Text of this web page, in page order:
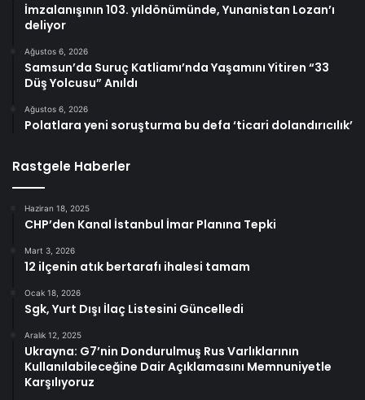
İmzalanışının 103. yıldönümünde, Yunanistan Lozan’ı
deliyor
Ağustos 6, 2026
Samsun’da Suruç Katliamı’nda Yaşamını Yitiren “33
Düş Yolcusu” Anıldı
Ağustos 6, 2026
Polatlara yeni soruşturma bu defa ‘ticari dolandırıcılık’
Rastgele Haberler
Haziran 18, 2025
CHP’den Kanal İstanbul İmar Planına Tepki
Mart 3, 2026
12 ilçenin atık bertarafı ihalesi tamam
Ocak 18, 2026
Sgk, Yurt Dışı İlaç Listesini Güncelledi
Aralık 12, 2025
Ukrayna: G7’nin Dondurulmuş Rus Varlıklarının
Kullanılabileceğine Dair Açıklamasını Memnuniyetle
Karşılıyoruz